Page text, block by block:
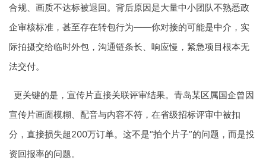
合规、画质不达标被退回。背后原因是大量中小团队不熟悉政
企审核标准，甚至存在转包行为——你对接的可能是中介，实
际拍摄交给临时外包，沟通链条长、响应慢，紧急项目根本无
法交付。
更关键的是，宣传片直接关联评审结果。青岛某区属国企曾因
宣传片画面模糊、配音与内容不符，在省级招标评审中被扣
分，直接损失超200万订单。这不是“拍个片子”的问题，而是投
资回报率的问题。